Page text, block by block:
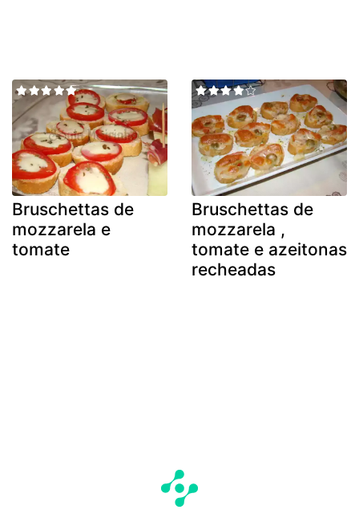
Bruschettas de
mozzarela e
tomate
Bruschettas de
mozzarela ,
tomate e azeitonas
recheadas